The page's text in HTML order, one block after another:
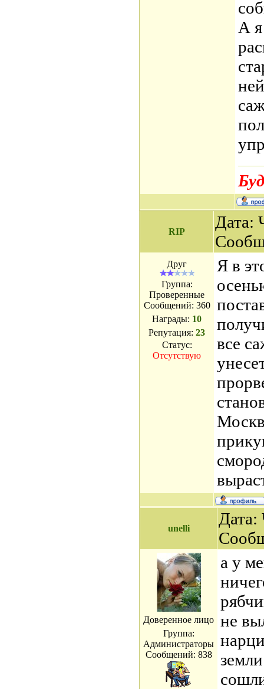
А
RIP
Дата:
Друг
Группа:
Проверенные
Сообщений: 360
Награды: 10
Репутация: 23
Статус:
Отсутствую
Я в
все
unelli
Дата:
Доверенное лицо
Группа:
Администраторы
Сообщений: 838
а у
не